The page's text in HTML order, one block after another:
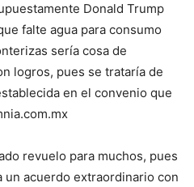
Donald Trump
falte agua para consumo
sería cosa de
logros, pues se trataría de
en el convenio que
revuelo para muchos, pues
un acuerdo extraordinario con